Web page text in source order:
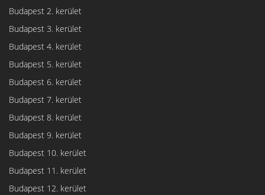
Budapest 2. kerület
Budapest 3. kerület
Budapest 4. kerület
Budapest 5. kerület
Budapest 6. kerület
Budapest 7. kerület
Budapest 8. kerület
Budapest 9. kerület
Budapest 10. kerület
Budapest 11. kerület
Budapest 12. kerület